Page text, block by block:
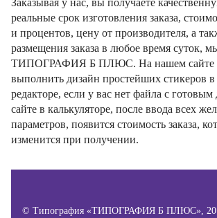
Заказывая у нас, вы получаете
реальные срок изготовления заказа,
и процентов, цену от производителя, а
размещения заказа в любое время
ТИПОГРАФИЯ Б ПЛЮС. На нашем сайте
выполнить дизайн простейших стикеров
редакторе, если у вас нет файла с
сайте в калькуляторе, после ввода всех
параметров, появится стоимость заказа,
изменится при получении.
© Типография «ТИПОГРАФИЯ Б ПЛЮС»,